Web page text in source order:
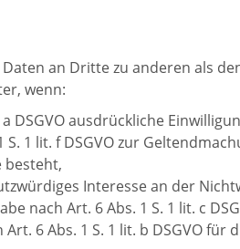
an Dritte zu anderen als
wenn:
DSGVO ausdrückliche
S. 1 lit. f DSGVO zur
besteht,
Interesse an der
nach Art. 6 Abs. 1 S. 1 lit. c
Art. 6 Abs. 1 S. 1 lit. b DSGVO